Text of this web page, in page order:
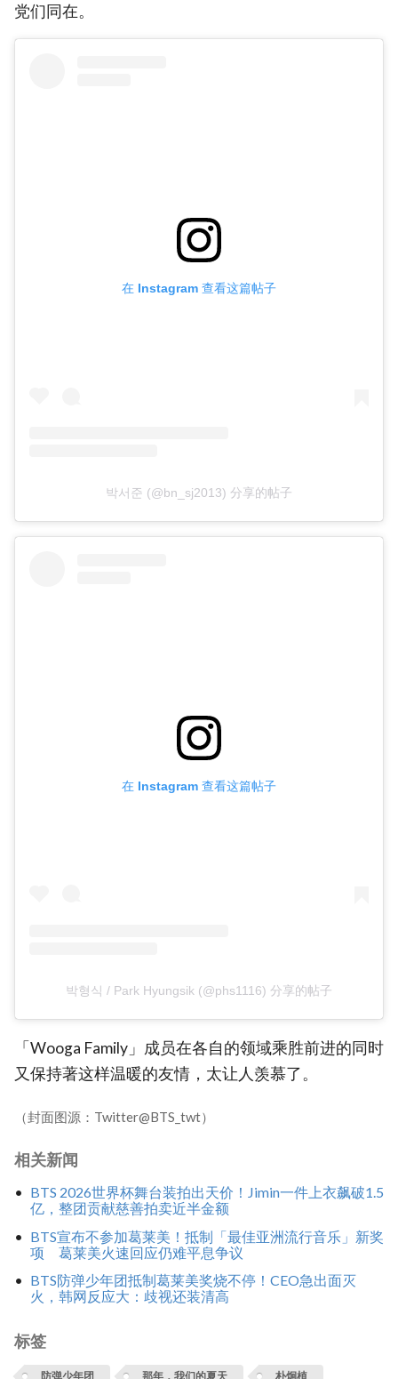
党们同在。
在 Instagram 查看这篇帖子
박서준 (@bn_sj2013) 分享的帖子
在 Instagram 查看这篇帖子
박형식 / Park Hyungsik (@phs1116) 分享的帖子
「Wooga Family」成员在各自的领域乘胜前进的同时
又保持著这样温暖的友情，太让人羡慕了。
（封面图源：Twitter@BTS_twt）
相关新闻
BTS 2026世界杯舞台装拍出天价！Jimin一件上衣飙破1.5
亿，整团贡献慈善拍卖近半金额
BTS宣布不参加葛莱美！抵制「最佳亚洲流行音乐」新奖
项 葛莱美火速回应仍难平息争议
BTS防弹少年团抵制葛莱美奖烧不停！CEO急出面灭
火，韩网反应大：歧视还装清高
标签
防弹少年团 那年，我们的夏天 朴炯植